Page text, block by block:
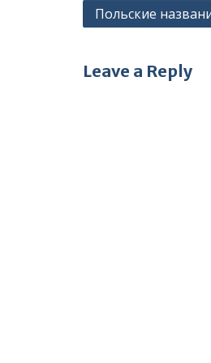
Post
Польские
Leave a Reply